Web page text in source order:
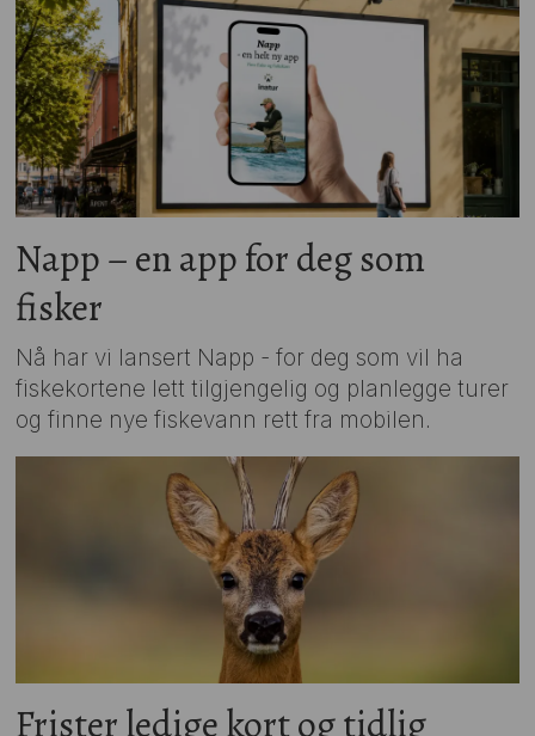
Napp – en app for deg som
fisker
Nå har vi lansert Napp - for deg som vil ha
fiskekortene lett tilgjengelig og planlegge turer
og finne nye fiskevann rett fra mobilen.
Frister ledige kort og tidlig